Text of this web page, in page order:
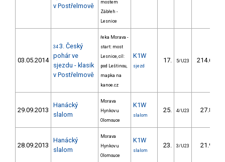
v Postřelmově
mostem
Zábřeh -
Lesnice
03.05.2014
34 3. Český
pohár ve
sjezdu - klasik
v Postřelmově
řeka Morava -
start: most
Lesnice, cíl:
pod Leštinou,
mapka na
kanoe.cz
K1W
sjezd
17. 5/U23 214.61
29.09.2013
Hanácký
slalom
Morava
Hynkov u
Olomouce
K1W
slalom
25. 4/U23 27.80
28.09.2013
Hanácký
slalom
Morava
Hynkov u
Olomouce
K1W
slalom
23. 3/U23 21.98